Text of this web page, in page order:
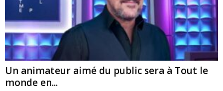
Un animateur aimé du public sera à Tout le
monde en...